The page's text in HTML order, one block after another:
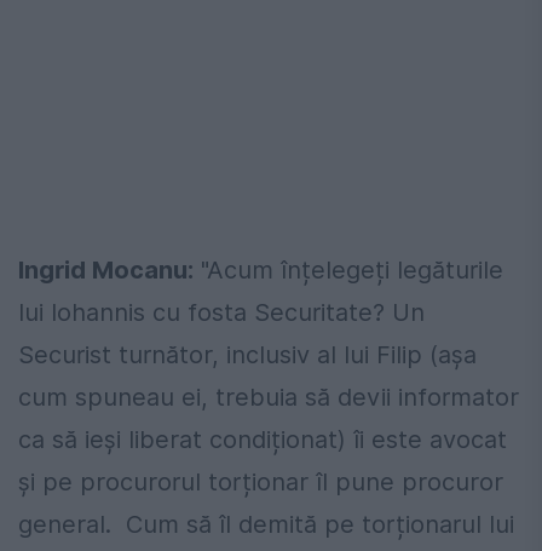
Ingrid Mocanu: "Acum înțelegeți legăturile
lui Iohannis cu fosta Securitate? Un
Securist turnător, inclusiv al lui Filip (așa
cum spuneau ei, trebuia să devii informator
ca să ieși liberat condiționat) îi este avocat
și pe procurorul torționar îl pune procuror
general. Cum să îl demită pe torționarul lui